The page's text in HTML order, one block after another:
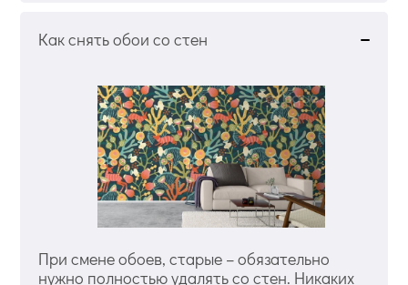
Как снять обои со стен
При смене обоев, старые – обязательно
нужно полностью удалять со стен. Никаких